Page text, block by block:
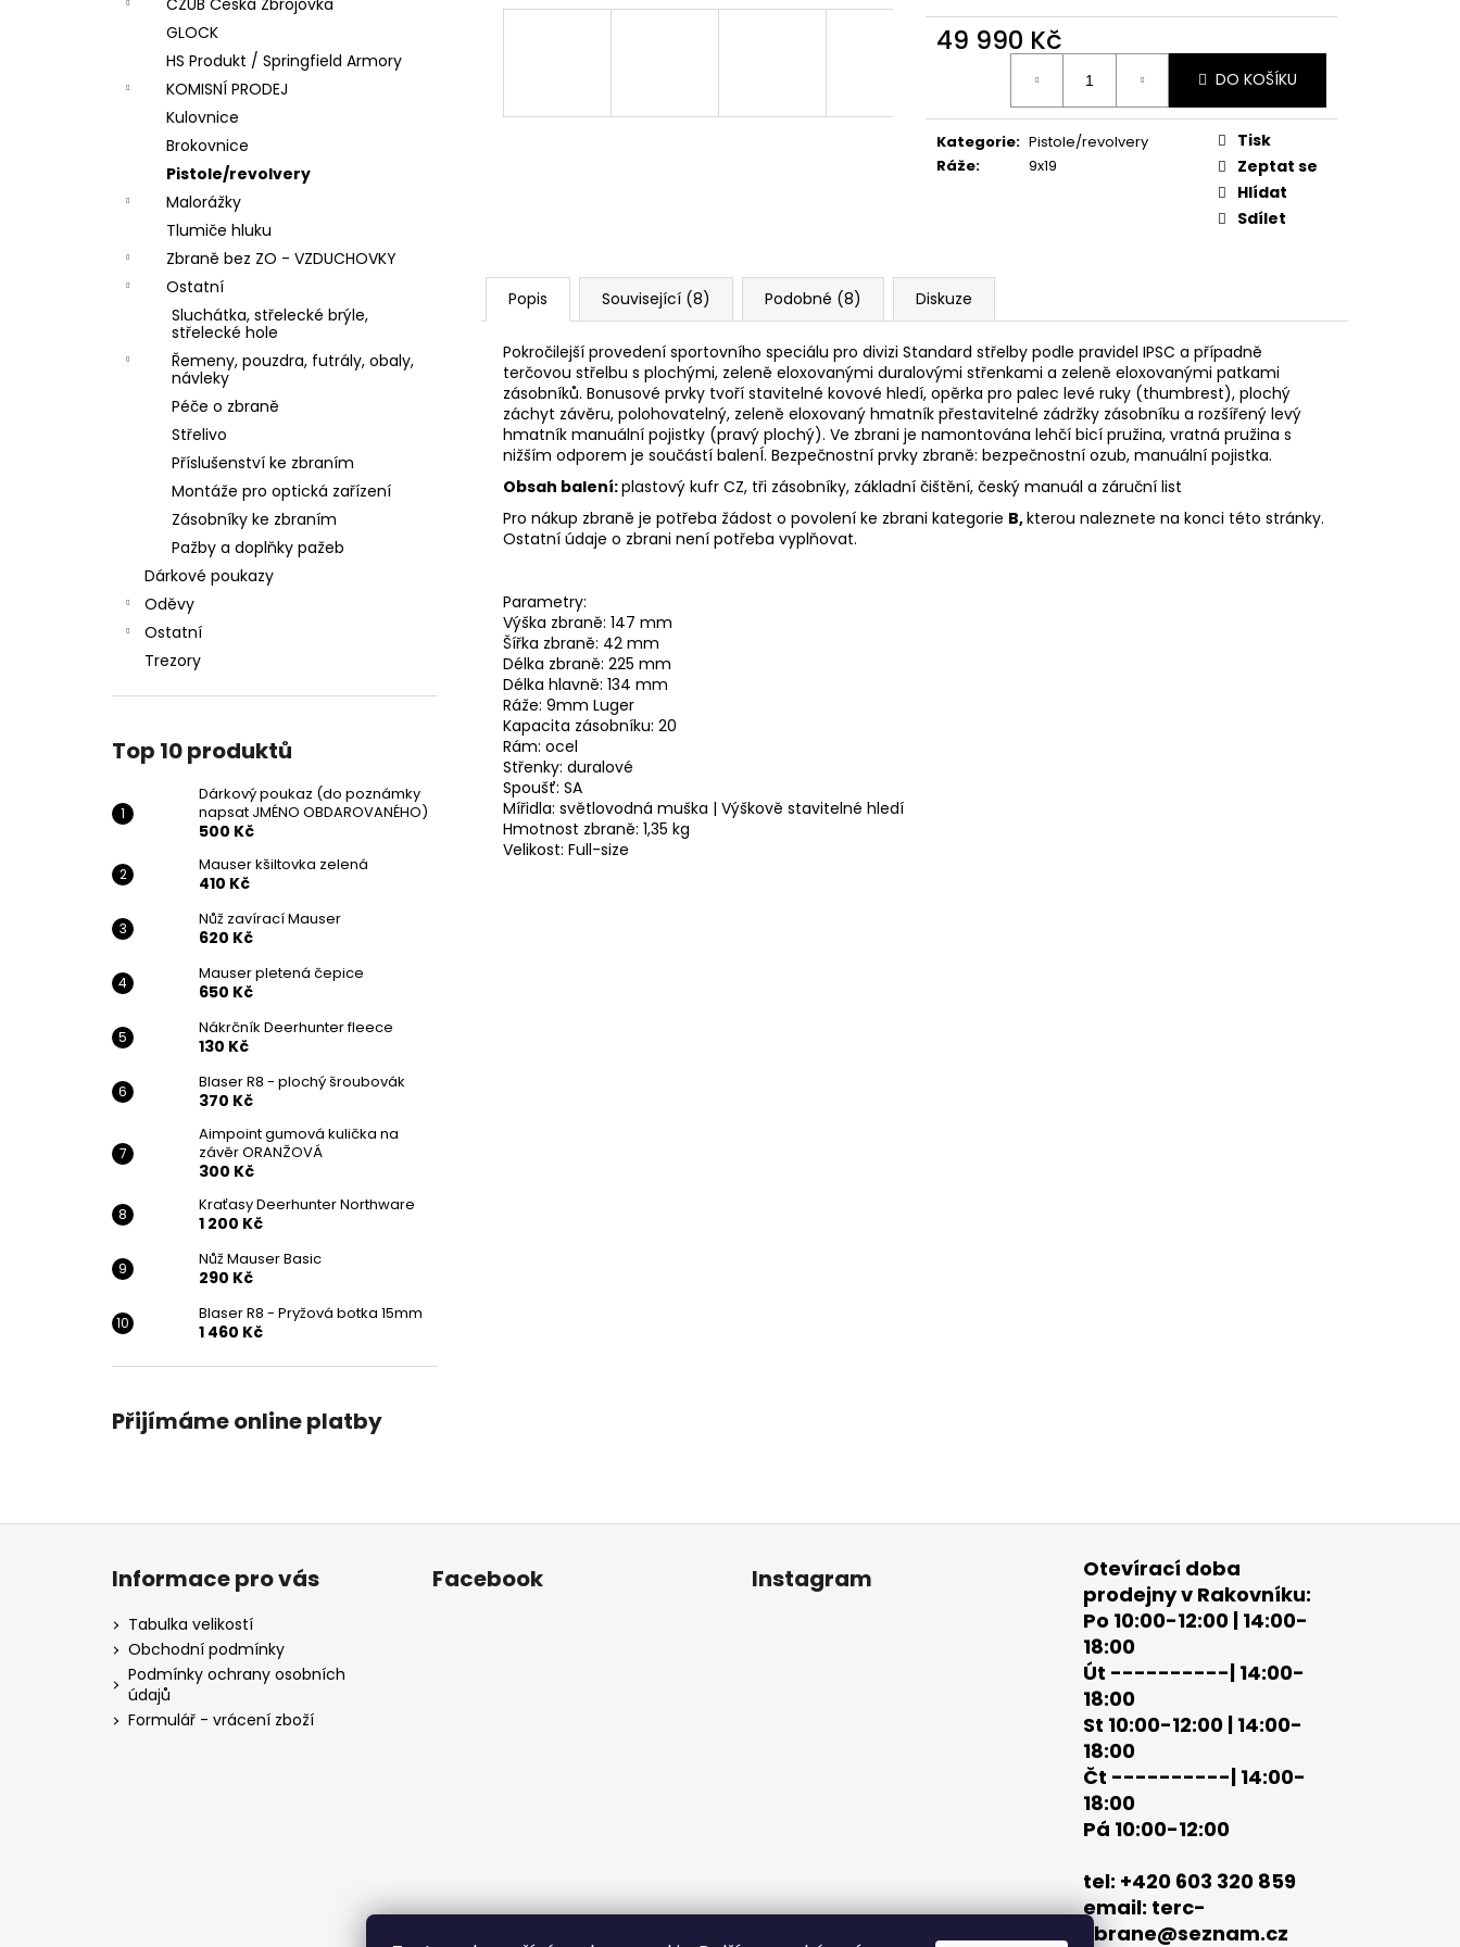
CZUB Česká Zbrojovka
GLOCK
HS Produkt / Springfield Armory
KOMISNÍ PRODEJ
Kulovnice
Brokovnice
Pistole/revolvery
Malorážky
Tlumiče hluku
Zbraně bez ZO - VZDUCHOVKY
Ostatní
Sluchátka, střelecké brýle,
střelecké hole
Řemeny, pouzdra, futrály, obaly,
návleky
Péče o zbraně
Střelivo
Příslušenství ke zbraním
Montáže pro optická zařízení
Zásobníky ke zbraním
Pažby a doplňky pažeb
Dárkové poukazy
Oděvy
Ostatní
Trezory
Top 10 produktů
Dárkový poukaz (do poznámky
napsat JMÉNO OBDAROVANÉHO)
500 Kč
Mauser kšiltovka zelená
410 Kč
Nůž zavírací Mauser
620 Kč
Mauser pletená čepice
650 Kč
Nákrčník Deerhunter fleece
130 Kč
Blaser R8 - plochý šroubovák
370 Kč
Aimpoint gumová kulička na
závěr ORANŽOVÁ
300 Kč
Kraťasy Deerhunter Northware
1 200 Kč
Nůž Mauser Basic
290 Kč
Blaser R8 - Pryžová botka 15mm
1 460 Kč
Přijímáme online platby
49 990 Kč
DO KOŠÍKU
Kategorie: Pistole/revolvery
Ráže: 9x19
Tisk
Zeptat se
Hlídat
Sdílet
Popis Související (8) Podobné (8) Diskuze
Pokročilejší provedení sportovního speciálu pro divizi Standard střelby podle pravidel IPSC a případně
terčovou střelbu s plochými, zeleně eloxovanými duralovými střenkami a zeleně eloxovanými patkami
zásobníků. Bonusové prvky tvoří stavitelné kovové hledí, opěrka pro palec levé ruky (thumbrest), plochý
záchyt závěru, polohovatelný, zeleně eloxovaný hmatník přestavitelné zádržky zásobníku a rozšířený levý
hmatník manuální pojistky (pravý plochý). Ve zbrani je namontována lehčí bicí pružina, vratná pružina s
nižším odporem je součástí balenÍ. Bezpečnostní prvky zbraně: bezpečnostní ozub, manuální pojistka.
Obsah balení:plastový kufr CZ, tři zásobníky, základní čištění, český manuál a záruční list
Pro nákup zbraně je potřeba žádost o povolení ke zbrani kategorie B,kterou naleznete na konci této stránky.
Ostatní údaje o zbrani není potřeba vyplňovat.
Parametry:
Výška zbraně: 147 mm
Šířka zbraně: 42 mm
Délka zbraně: 225 mm
Délka hlavně: 134 mm
Ráže: 9mm Luger
Kapacita zásobníku: 20
Rám: ocel
Střenky: duralové
Spoušť: SA
Mířidla: světlovodná muška | Výškově stavitelné hledí
Hmotnost zbraně: 1,35 kg
Velikost: Full-size
DÁRKOVÝ POUKAZ (DO POZNÁMKY
NAPSAT JMÉNO OBDAROVANÉHO)
500 Kč
MAUSER KŠILTOVKA ZELENÁ
NŮŽ ZAVÍRACÍ MAUSER
Z
Informace pro vás
Tabulka velikostí
Obchodní podmínky
Podmínky ochrany osobních
údajů
Formulář - vrácení zboží
Facebook Instagram
Otevírací doba
prodejny v Rakovníku:
Po 10:00-12:00 | 14:00-
18:00
Út ----------| 14:00-
18:00
St 10:00-12:00 | 14:00-
18:00
Čt ----------| 14:00-
18:00
Pá 10:00-12:00
tel: +420 603 320 859
email: terc-
zbrane@seznam.cz